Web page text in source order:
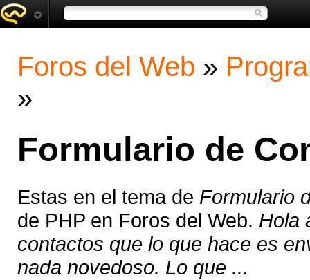
Foros del Web »
»
Formulario de
Estas en el tema de Formulario
de PHP en Foros del Web. Hola
contactos que lo que hace es
nada novedoso. Lo que ...